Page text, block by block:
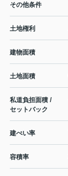
その他条件
土地権利
建物面積
土地面積
私道負担面積 /
セットバック
建ぺい率
容積率